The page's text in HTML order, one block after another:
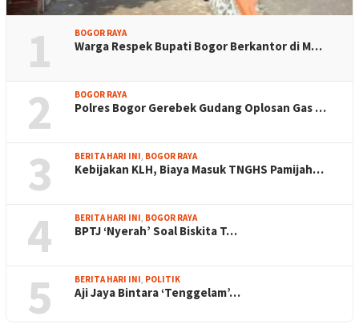
1 BOGOR RAYA
Warga Respek Bupati Bogor Berkantor di M…
2 BOGOR RAYA
Polres Bogor Gerebek Gudang Oplosan Gas …
3 BERITA HARI INI, BOGOR RAYA
Kebijakan KLH, Biaya Masuk TNGHS Pamijah…
4 BERITA HARI INI, BOGOR RAYA
BPTJ ‘Nyerah’ Soal Biskita T…
5 BERITA HARI INI, POLITIK
Aji Jaya Bintara ‘Tenggelam’…